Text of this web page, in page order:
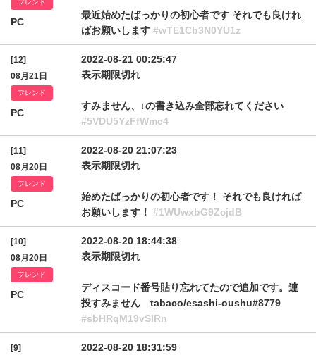
フレンド
PC
最近始めたばっかりの初心者です それでも良けれ
ばお願いします #wTE1Cb3N0YU1z
[12]
08月21日
フレンド
PC
2022-08-21 00:25:47
表示期限切れ
すみません、↓の書き込み全部忘れてください
#5VDU5YzFfWmc4
[11]
08月20日
フレンド
PC
2022-08-20 21:07:23
表示期限切れ
始めたばっかりの初心者です！ それでも良ければ
お願いします！ #1WUwxbG9ZcjdB
[10]
08月20日
フレンド
PC
2022-08-20 18:44:38
表示期限切れ
ディスコード番号貼り忘れてたので追加です。連
投すみません tabaco/esashi-oushu#8779
#sbHRqM19vSlRn
[9] 2022-08-20 18:31:59